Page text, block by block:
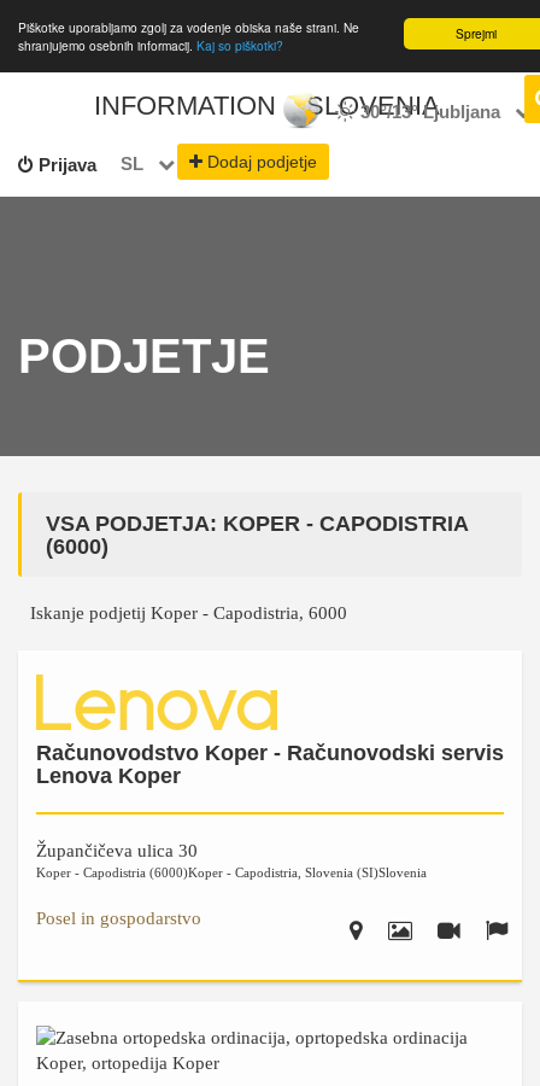
Sprejmi
Piškotke uporabljamo zgolj za vodenje obiska naše strani. Ne
shranjujemo osebnih informacij. Kaj so piškotki?
Prijava
INFORMATION SLOVENIA
SL Dodaj podjetje
30°/13° Ljubljana
PODJETJE
VSA PODJETJA: KOPER - CAPODISTRIA
(6000)
Iskanje podjetij Koper - Capodistria, 6000
Računovodstvo Koper - Računovodski servis
Lenova Koper
Župančičeva ulica 30
Koper - Capodistria (6000)Koper - Capodistria Slovenia (SI)Slovenia
Posel in gospodarstvo